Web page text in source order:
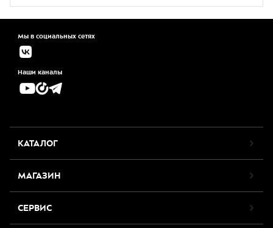
Мы в социальных сетях
Наши каналы
КАТАЛОГ
МАГАЗИН
СЕРВИС